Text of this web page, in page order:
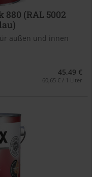
(RAL 5002
außen und innen
45,49 €
60,65 € / 1 Liter